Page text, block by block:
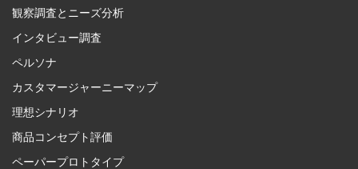
観察調査とニーズ分析
インタビュー調査
ペルソナ
カスタマージャーニーマップ
理想シナリオ
商品コンセプト評価
ペーパープロトタイプ